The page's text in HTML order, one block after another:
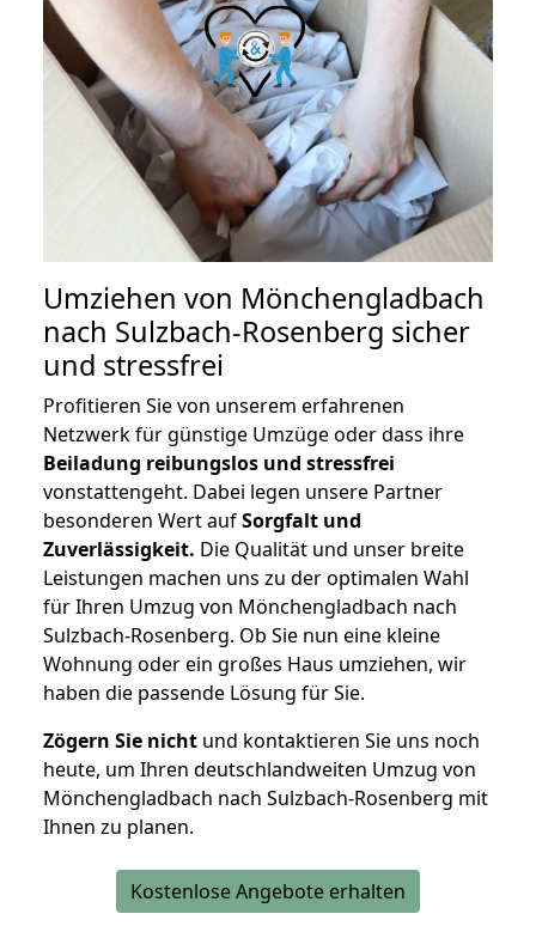
Umziehen von Mönchengladbach
nach Sulzbach-Rosenberg sicher
und stressfrei
Profitieren Sie von unserem erfahrenen
Netzwerk für günstige Umzüge oder dass ihre
Beiladung reibungslos und stressfrei
vonstattengeht. Dabei legen unsere Partner
besonderen Wert aufSorgfalt und
Zuverlässigkeit. Die Qualität und unser breite
Leistungen machen uns zu der optimalen Wahl
für Ihren Umzug von Mönchengladbach nach
Sulzbach-Rosenberg. Ob Sie nun eine kleine
Wohnung oder ein großes Haus umziehen, wir
haben die passende Lösung für Sie.
Zögern Sie nicht und kontaktieren Sie uns noch
heute, um Ihren deutschlandweiten Umzug von
Mönchengladbach nach Sulzbach-Rosenberg mit
Ihnen zu planen.
Kostenlose Angebote erhalten